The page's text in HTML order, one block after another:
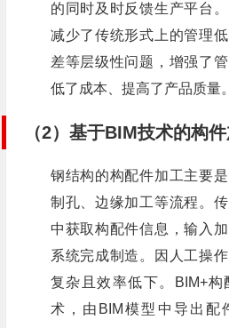
的同时及时反馈生产平台
减少了传统形式上的管理
差等层级性问题，增强了
低了成本、提高了产品质量。
（2）基于BIM技术的构
钢结构的构配件加工主要是
制孔、边缘加工等流程。
中获取构配件信息，输入
系统完成制造。因人工操
复杂且效率低下。BIM+
术，由BIM模型中导出配